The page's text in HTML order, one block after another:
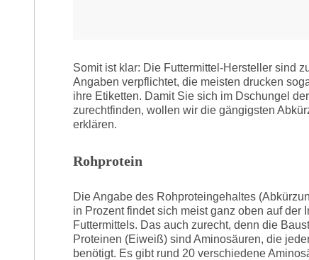
Somit ist klar: Die Futtermittel-Hersteller sind
Angaben verpflichtet, die meisten drucken
ihre Etiketten. Damit Sie sich im Dschungel
zurechtfinden, wollen wir die gängigsten
erklären.
Rohprotein
Die Angabe des Rohproteingehaltes
in Prozent findet sich meist ganz oben auf der
Futtermittels. Das auch zurecht, denn die
Proteinen (Eiweiß) sind Aminosäuren, die
benötigt. Es gibt rund 20 verschiedene